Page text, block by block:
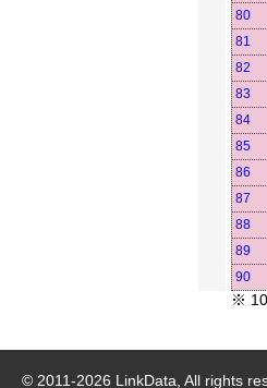
80
81
82
83
84
85
86
87
88
89
90
※
© 2011-2026 LinkData, All rights